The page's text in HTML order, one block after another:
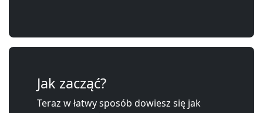
Jak zacząć?
Teraz w łatwy sposób dowiesz się jak